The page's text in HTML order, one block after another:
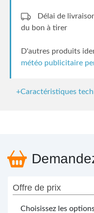
Délai de
du bon à tirer
D'autres produits
météo publicitaire
+Caractéristiques
Offre de prix
Choisissez les